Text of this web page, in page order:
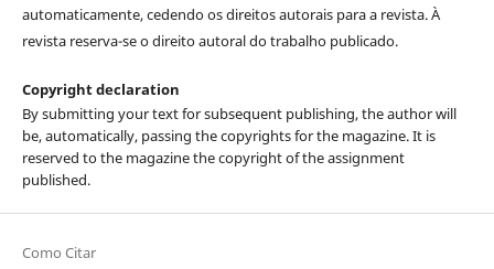
automaticamente, cedendo os direitos autorais para a revista. À
revista reserva-se o direito autoral do trabalho publicado.
Copyright declaration
By submitting your text for subsequent publishing, the author will
be, automatically, passing the copyrights for the magazine. It is
reserved to the magazine the copyright of the assignment
published.
Como Citar